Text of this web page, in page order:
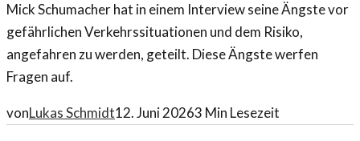
Mick Schumacher hat in einem Interview seine Ängste vor
gefährlichen Verkehrssituationen und dem Risiko,
angefahren zu werden, geteilt. Diese Ängste werfen
Fragen auf.
vonLukas Schmidt12. Juni 20263 Min Lesezeit